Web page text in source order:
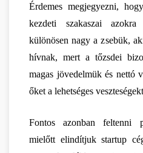
Érdemes megjegyezni,
kezdeti szakaszai
különösen nagy a zsebük,
hívnak, mert a tőzsdei
magas jövedelmük és nettó
őket a lehetséges
Fontos azonban feltenni
mielőtt elindítjuk startup